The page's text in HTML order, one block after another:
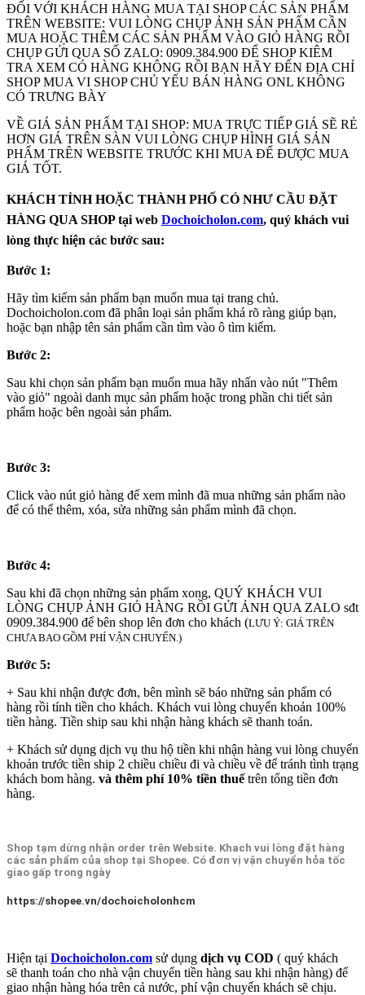
ĐỐI VỚI KHÁCH HÀNG MUA TẠI SHOP CÁC SẢN PHẨM
TRÊN WEBSITE: VUI LÒNG CHỤP ẢNH SẢN PHẨM CẦN
MUA HOẶC THÊM CÁC SẢN PHẨM VÀO GIỎ HÀNG RỒI
CHỤP GỬI QUA SỐ ZALO: 0909.384.900 ĐỂ SHOP KIÊM
TRA XEM CÓ HÀNG KHÔNG RỒI BẠN HÃY ĐẾN ĐỊA CHỈ
SHOP MUA VI SHOP CHỦ YẾU BÁN HÀNG ONL KHÔNG
CÓ TRƯNG BÀY
VỀ GIÁ SẢN PHẨM TẠI SHOP: MUA TRỰC TIẾP GIÁ SẼ RẺ
HƠN GIÁ TRÊN SÀN VUI LÒNG CHỤP HÌNH GIÁ SẢN
PHẨM TRÊN WEBSITE TRƯỚC KHI MUA ĐẾ ĐƯỢC MUA
GIÁ TỐT.
KHÁCH TỈNH HOẶC THÀNH PHỐ CÓ NHƯ CẦU ĐẶT
HÀNG QUA SHOP tại web Dochoicholon.com, quý khách vui
lòng thực hiện các bước sau:
Bước 1:
Hãy tìm kiếm sản phẩm bạn muốn mua tại trang chủ.
Dochoicholon.com đã phân loại sản phẩm khá rõ ràng giúp bạn,
hoặc bạn nhập tên sản phẩm cần tìm vào ô tìm kiếm.
Bước 2:
Sau khi chọn sản phẩm bạn muốn mua hãy nhấn vào nút "Thêm
vào giỏ" ngoài danh mục sản phẩm hoặc trong phần chi tiết sản
phẩm hoặc bên ngoài sản phẩm.
Bước 3:
Click vào nút giỏ hàng để xem mình đã mua những sản phẩm nào
để có thể thêm, xóa, sửa những sản phẩm mình đã chọn.
Bước 4:
Sau khi đã chọn những sản phẩm xong, QUÝ KHÁCH VUI
LÒNG CHỤP ẢNH GIỎ HÀNG RỒI GỬI ẢNH QUA ZALO sđt
0909.384.900 để bên shop lên đơn cho khách (LƯU Ý: GIÁ TRÊN
CHƯA BAO GỒM PHÍ VẬN CHUYỂN.)
Bước 5:
+ Sau khi nhận được đơn, bên mình sẽ báo những sản phẩm có
hàng rồi tính tiền cho khách. Khách vui lòng chuyển khoản 100%
tiền hàng. Tiền ship sau khi nhận hàng khách sẽ thanh toán.
+ Khách sử dụng dịch vụ thu hộ tiền khi nhận hàng vui lòng chuyển
khoản trước tiền ship 2 chiều chiều đi và chiều về để tránh tình trạng
khách bom hàng. và thêm phí 10% tiền thuếtrên tổng tiền đơn
hàng.
Shop tạm dừng nhận order trên Website. Khach vui lòng đặt hàng
các sản phẩm của shop tại Shopee. Có đơn vị vận chuyển hỏa tốc
giao gấp trong ngày
https://shopee.vn/dochoicholonhcm
Hiện tại Dochoicholon.com sử dụng dịch vụ COD ( quý khách
sẽ thanh toán cho nhà vận chuyển tiền hàng sau khi nhận hàng) để
giao nhận hàng hóa trên cả nước, phí vận chuyển khách sẽ chịu.